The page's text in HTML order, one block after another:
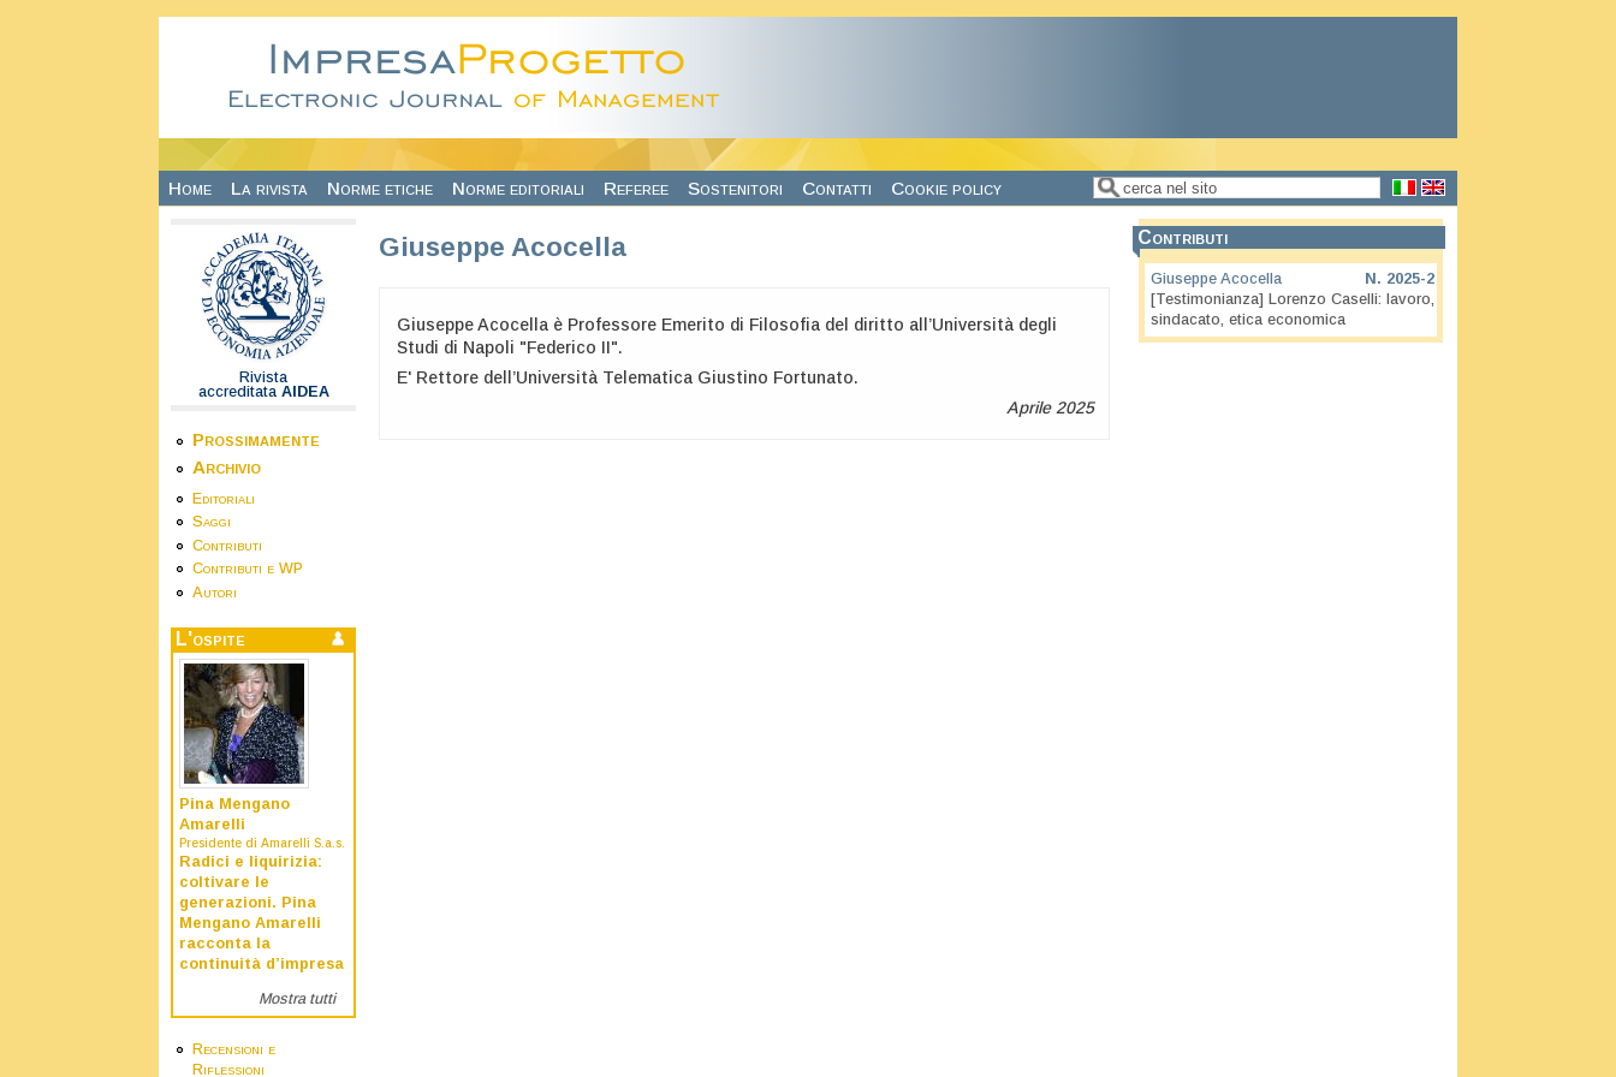
Home La rivista Norme etiche Norme editoriali Referee Sostenitori Contatti Cookie policy Form di ricerca
Cerca
Rivista
accreditata AIDEA
Prossimamente
Archivio
Editoriali
Saggi
Contributi
Contributi e WP
Autori
L'ospite
Pina Mengano
Amarelli
Presidente di Amarelli S.a.s.
Radici e liquirizia:
coltivare le
generazioni. Pina
Mengano Amarelli
racconta la
continuità d’impresa
Mostra tutti
Recensioni e
Riflessioni
Giuseppe Acocella
Giuseppe Acocella è Professore Emerito di Filosofia del diritto all’Università degli
Studi di Napoli "Federico II".
E' Rettore dell’Università Telematica Giustino Fortunato.
Aprile 2025
Contributi
N. 2025-2
Giuseppe Acocella
[Testimonianza] Lorenzo Caselli: lavoro,
sindacato, etica economica